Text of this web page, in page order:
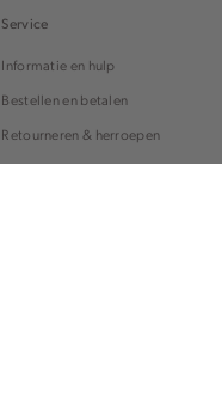
Service
Informatie en hulp
Bestellen en betalen
Retourneren & herroepen
Klachten